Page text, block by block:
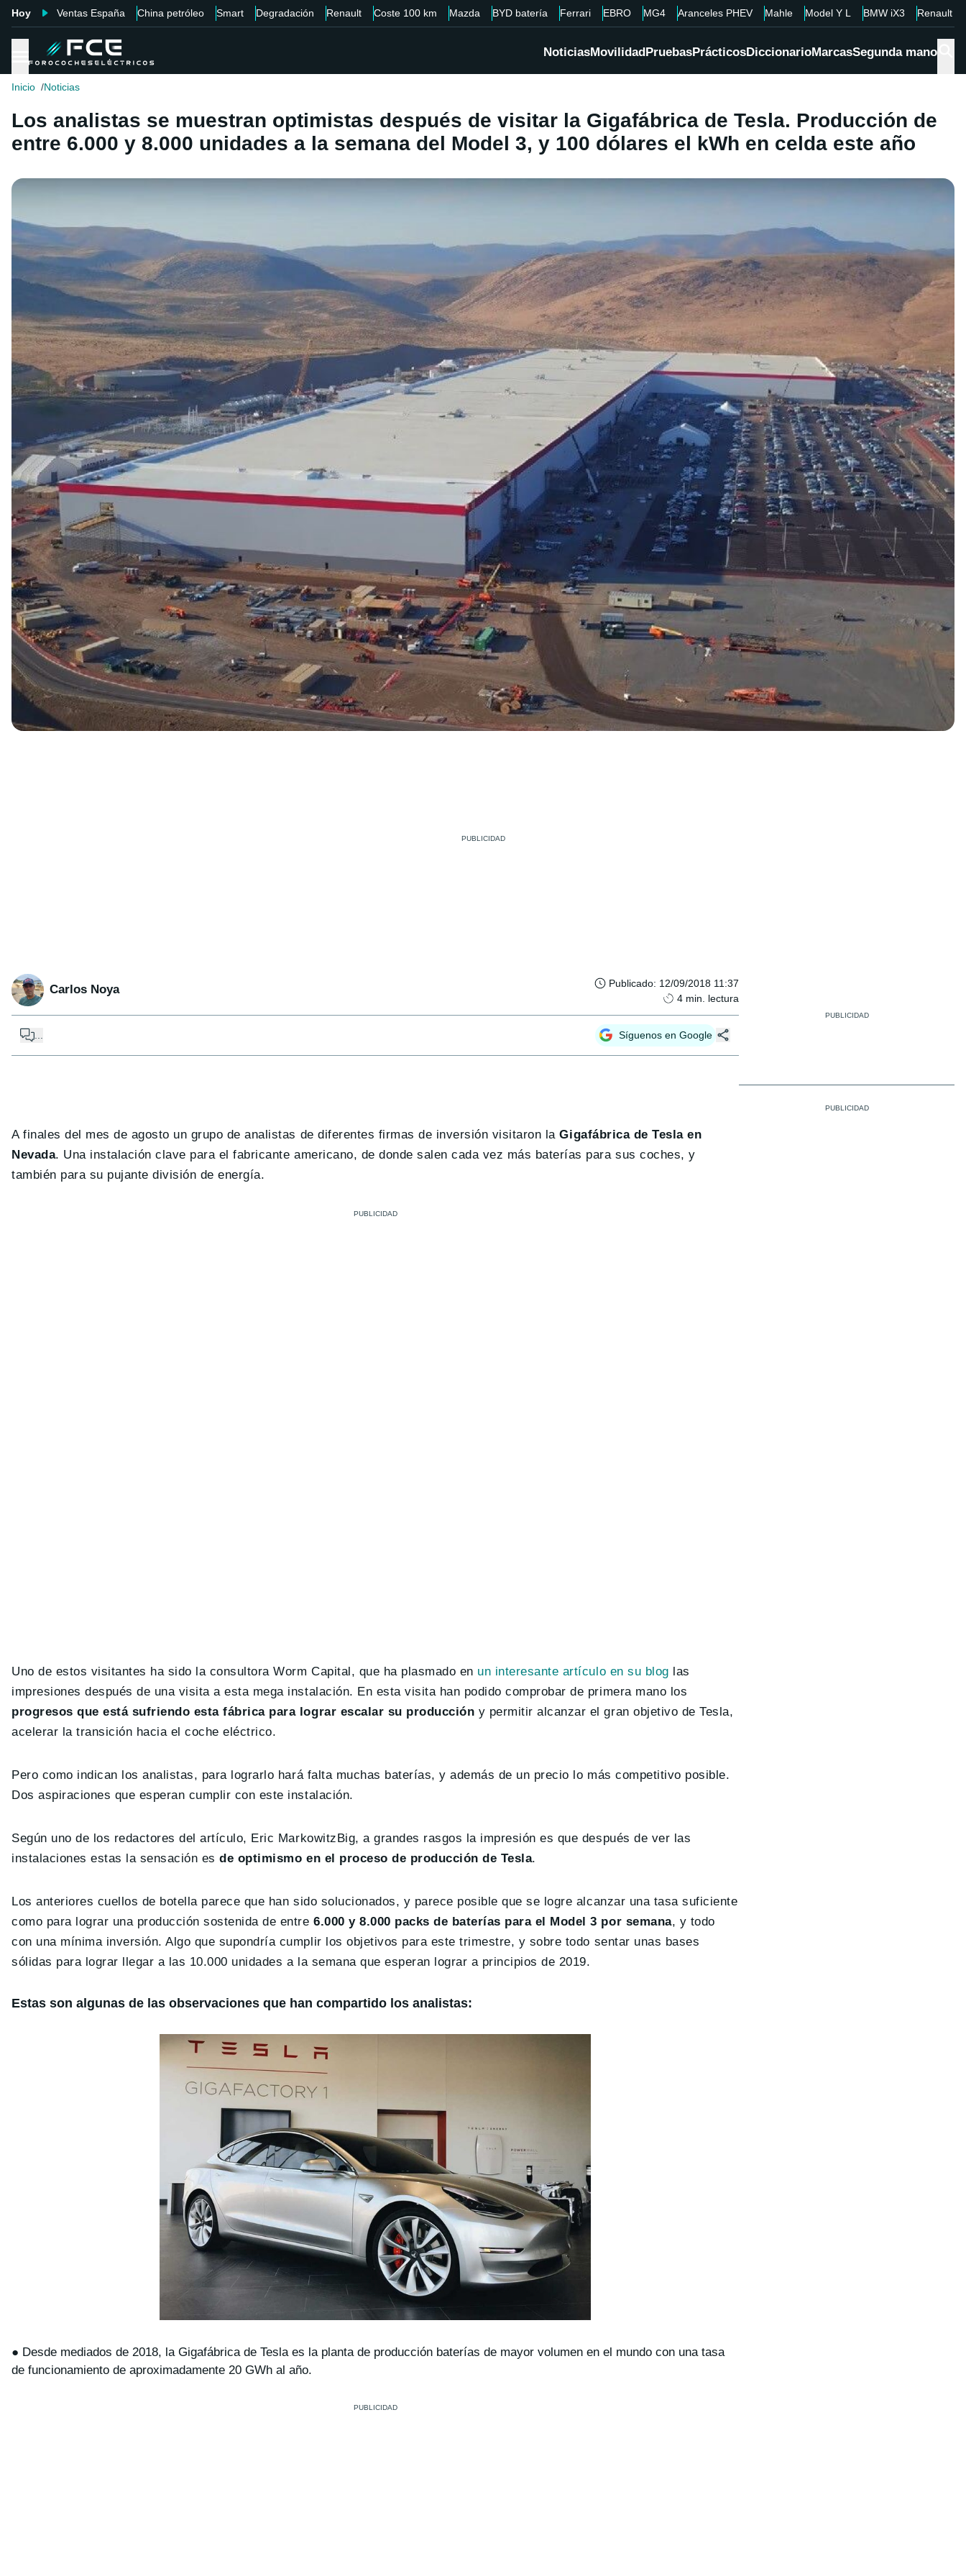
Hoy Ventas España China petróleo Smart Degradación Renault Coste 100 km Mazda BYD batería Ferrari EBRO MG4 Aranceles PHEV Mahle Model Y L BMW iX3 Renault
NoticiasMovilidadPruebasPrácticosDiccionarioMarcasSegunda mano
Inicio Noticias
Los analistas se muestran optimistas después de visitar la Gigafábrica de Tesla. Producción de
entre 6.000 y 8.000 unidades a la semana del Model 3, y 100 dólares el kWh en celda este año
Carlos Noya Publicado: 12/09/2018 11:37
4 min. lectura
Síguenos en Google
A finales del mes de agosto un grupo de analistas de diferentes firmas de inversión visitaron laGigafábrica de Tesla en
Nevada. Una instalación clave para el fabricante americano, de donde salen cada vez más baterías para sus coches, y
también para su pujante división de energía.
Uno de estos visitantes ha sido la consultora Worm Capital, que ha plasmado en un interesante artículo en su blog las
impresiones después de una visita a esta mega instalación. En esta visita han podido comprobar de primera mano los
progresos que está sufriendo esta fábrica para lograr escalar su producción y permitir alcanzar el gran objetivo de Tesla,
acelerar la transición hacia el coche eléctrico.
Pero como indican los analistas, para lograrlo hará falta muchas baterías, y además de un precio lo más competitivo posible.
Dos aspiraciones que esperan cumplir con este instalación.
Según uno de los redactores del artículo, Eric MarkowitzBig, a grandes rasgos la impresión es que después de ver las
instalaciones estas la sensación esde optimismo en el proceso de producción de Tesla.
Los anteriores cuellos de botella parece que han sido solucionados, y parece posible que se logre alcanzar una tasa suficiente
como para lograr una producción sostenida de entre6.000 y 8.000 packs de baterías para el Model 3 por semana, y todo
con una mínima inversión. Algo que supondría cumplir los objetivos para este trimestre, y sobre todo sentar unas bases
sólidas para lograr llegar a las 10.000 unidades a la semana que esperan lograr a principios de 2019.
Estas son algunas de las observaciones que han compartido los analistas:
● Desde mediados de 2018, la Gigafábrica de Tesla es la planta de producción baterías de mayor volumen en el mundo con una tasa
de funcionamiento de aproximadamente 20 GWh al año.